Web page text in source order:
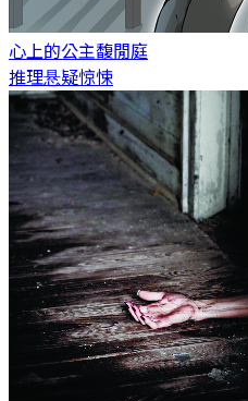
心上的公主馥閒庭
推理悬疑惊悚